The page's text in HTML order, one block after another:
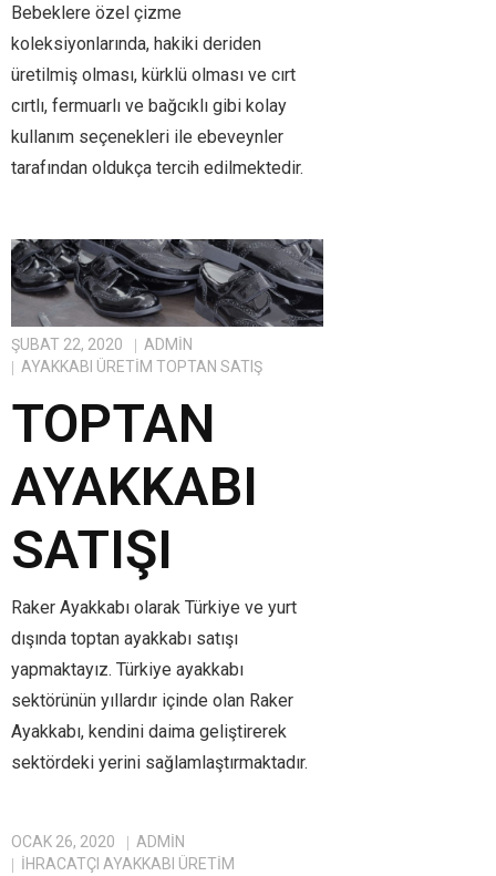
Bebeklere özel çizme
koleksiyonlarında, hakiki deriden
üretilmiş olması, kürklü olması ve cırt
cırtlı, fermuarlı ve bağcıklı gibi kolay
kullanım seçenekleri ile ebeveynler
tarafından oldukça tercih edilmektedir.
ŞUBAT 22, 2020
ADMIN
AYAKKABI ÜRETIM TOPTAN SATIŞ
TOPTAN
AYAKKABI
SATIŞI
Raker Ayakkabı olarak Türkiye ve yurt
dışında toptan ayakkabı satışı
yapmaktayız. Türkiye ayakkabı
sektörünün yıllardır içinde olan Raker
Ayakkabı, kendini daima geliştirerek
sektördeki yerini sağlamlaştırmaktadır.
OCAK 26, 2020
ADMIN
IHRACATÇI AYAKKABI ÜRETIM